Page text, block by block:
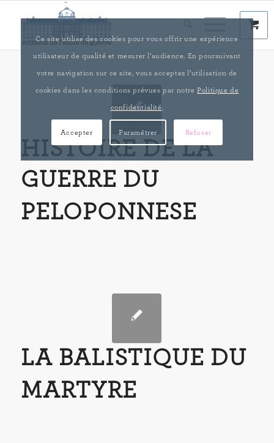
HISTOIRE DE LA
GUERRE DU
PELOPONNESE
LA BALISTIQUE DU
MARTYRE
Ce site utilise des cookies pour vous offrir une expérience
utilisateur de qualité et mesurer l’audience. En poursuivant
votre navigation sur ce site, vous acceptez l’utilisation de
cookies dans les conditions prévues par notrePolitique de
confidentialité
Accepter Paramétrer Refuser